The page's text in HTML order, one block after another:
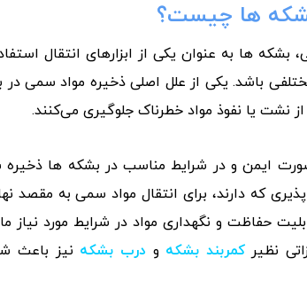
ها چیست؟
ها به عنوان یکی از ابزارهای انتقال
باشد. یکی از علل اصلی ذخیره مواد سمی
نشت یا نفوذ مواد خطرناک جلوگیری می‌کنند.
ایمن و در شرایط مناسب در بشکه ها ذخیره
که دارند، برای انتقال مواد سمی به مقصد
حفاظت و نگهداری مواد در شرایط مورد نیاز
نظیرکمربند بشکه و درب بشکه نیز باعث